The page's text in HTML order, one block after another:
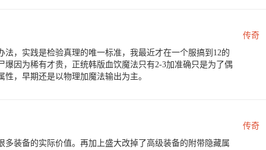
传奇
，实践是检验真理的唯一标准，我最近才在一个服搞到12的
因为稀有才贵，正统韩版血饮魔法只有2-3加准确只是为了偶
，早期还是以物理加魔法输出为主。
传奇
装备的实际价值。再加上盛大改掉了高级装备的附带隐藏属